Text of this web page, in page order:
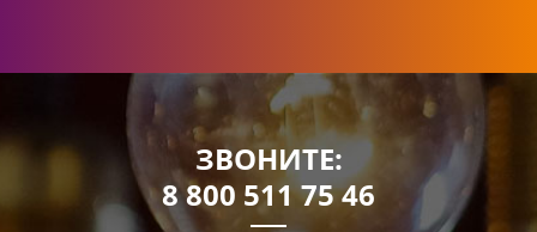
ЗВОНИТЕ:
8 800 511 75 46